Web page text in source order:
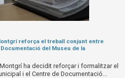
reforça el treball conjunt entre
del Museu de la
ha decidit reforçar i formalitzar el
i el Centre de Documentació...